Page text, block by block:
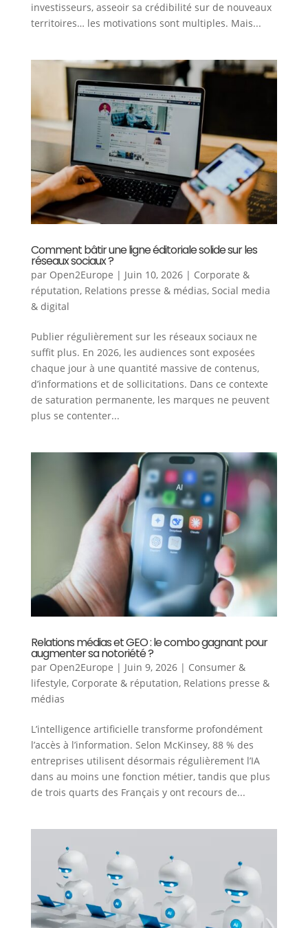
investisseurs, asseoir sa crédibilité sur de nouveaux
territoires… les motivations sont multiples. Mais...
Comment bâtir une ligne éditoriale solide sur les
réseaux sociaux ?
par Open2Europe | Juin 10, 2026| Corporate &
réputation, Relations presse & médias, Social media
& digital
Publier régulièrement sur les réseaux sociaux ne
suffit plus. En 2026, les audiences sont exposées
chaque jour à une quantité massive de contenus,
d’informations et de sollicitations. Dans ce contexte
de saturation permanente, les marques ne peuvent
plus se contenter...
Relations médias et GEO : le combo gagnant pour
augmenter sa notoriété ?
par Open2Europe | Juin 9, 2026| Consumer &
lifestyle, Corporate & réputation, Relations presse &
médias
L’intelligence artificielle transforme profondément
l’accès à l’information. Selon McKinsey, 88 % des
entreprises utilisent désormais régulièrement l’IA
dans au moins une fonction métier, tandis que plus
de trois quarts des Français y ont recours de...